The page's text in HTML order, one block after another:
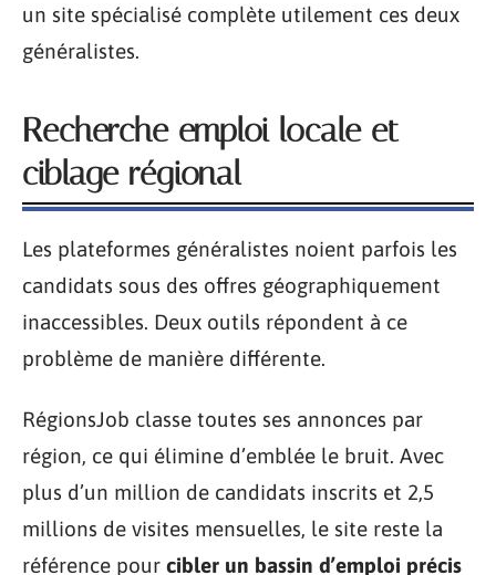
un site spécialisé complète utilement ces deux
généralistes.
Recherche emploi locale et
ciblage régional
Les plateformes généralistes noient parfois les
candidats sous des offres géographiquement
inaccessibles. Deux outils répondent à ce
problème de manière différente.
RégionsJob classe toutes ses annonces par
région, ce qui élimine d’emblée le bruit. Avec
plus d’un million de candidats inscrits et 2,5
millions de visites mensuelles, le site reste la
référence pour cibler un bassin d’emploi précis